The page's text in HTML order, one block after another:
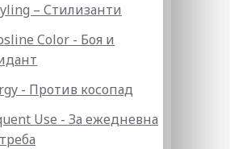
– Стилизанти
Color - Боя и
- Против косопад
Use - За ежедневна